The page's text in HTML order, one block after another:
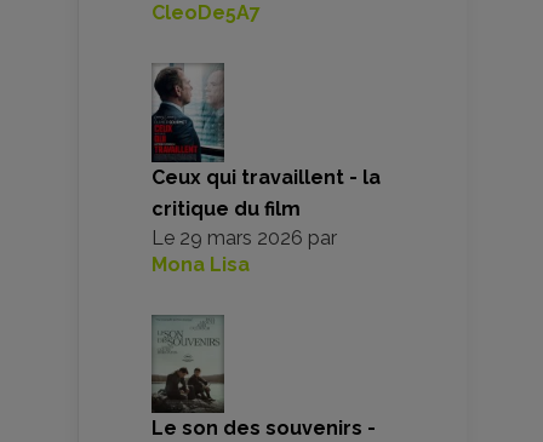
CleoDe5A7
Ceux qui travaillent - la
critique du film
Le 29 mars 2026 par
Mona Lisa
Le son des souvenirs -